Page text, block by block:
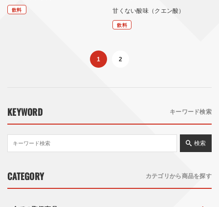
飲料 甘くない酸味（クエン酸）
飲料
1 2
KEYWORD キーワード検索
検索
CATEGORY カテゴリから商品を探す